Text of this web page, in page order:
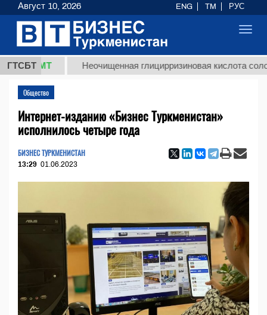
ГТСБТ
ТМТ Неочищенная глицирризиновая кислота
Общество
Интернет-изданию «Бизнес Туркменистан»
исполнилось четыре года
БИЗНЕС ТУРКМЕНИСТАН
13:29 01.06.2023
Август 10, 2026 ENG TM РУС